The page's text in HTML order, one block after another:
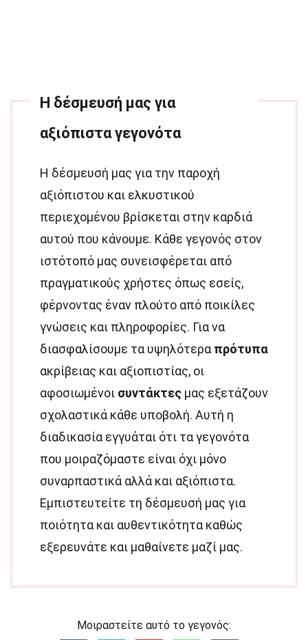
Η δέσμευσή μας για
αξιόπιστα γεγονότα
Η δέσμευσή μας για την παροχή
αξιόπιστου και ελκυστικού
περιεχομένου βρίσκεται στην καρδιά
αυτού που κάνουμε. Κάθε γεγονός στον
ιστότοπό μας συνεισφέρεται από
πραγματικούς χρήστες όπως εσείς,
φέρνοντας έναν πλούτο από ποικίλες
γνώσεις και πληροφορίες. Για να
διασφαλίσουμε τα υψηλότερα πρότυπα
ακρίβειας και αξιοπιστίας, οι
αφοσιωμένοι συντάκτες μας εξετάζουν
σχολαστικά κάθε υποβολή. Αυτή η
διαδικασία εγγυάται ότι τα γεγονότα
που μοιραζόμαστε είναι όχι μόνο
συναρπαστικά αλλά και αξιόπιστα.
Εμπιστευτείτε τη δέσμευσή μας για
ποιότητα και αυθεντικότητα καθώς
εξερευνάτε και μαθαίνετε μαζί μας.
Μοιραστείτε αυτό το γεγονός: